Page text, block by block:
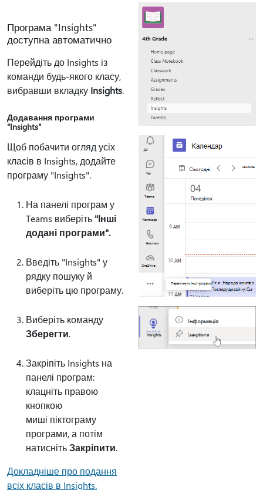
Програма "Insights"
доступна автоматично
Перейдіть до Insights із
команди будь-якого класу,
вибравши вкладку Insights.
Додавання програми
"Insights"
Щоб побачити огляд усіх
класів в Insights, додайте
програму "Insights".
На панелі програм у
Teams виберіть "Інші
додані програми".
Введіть "Insights" у
рядку пошуку й
виберіть цю програму.
Виберіть команду
Зберегти.
Закріпіть Insights на
панелі програм:
клацніть правою
кнопкою
миші піктограму
програми, а потім
натиснітьЗакріпити.
Докладніше про подання
всіх класів в Insights.